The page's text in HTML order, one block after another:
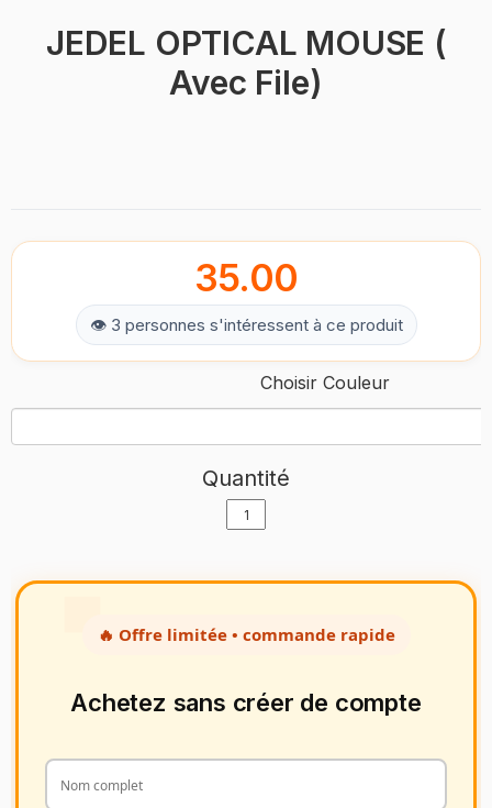
JEDEL OPTICAL MOUSE (
Avec File)
35.00
👁 3 personnes s'intéressent à ce produit
Choisir Couleur
Quantité
🔥 Offre limitée • commande rapide
Achetez sans créer de compte